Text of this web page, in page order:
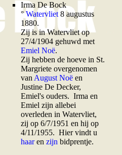
Irma De Bock
°Watervliet 8 augustus
1880.
Zij is in Watervliet op
27/4/1904 gehuwd met
Emiel Noë.
Zij hebben de hoeve in St.
Margriete overgenomen
van August Noë en
Justine De Decker,
Emiel's ouders. Irma en
Emiel zijn allebei
overleden in Watervliet,
zij op 6/7/1951 en hij op
4/11/1955. Hier vindt u
haaren zijn bidprentje.